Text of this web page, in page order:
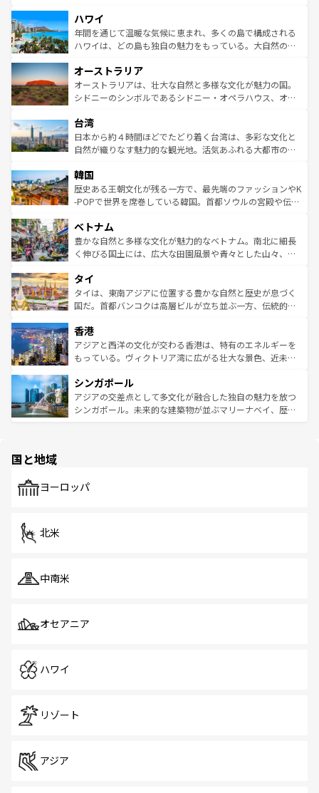
ば市内交通費無料で観光を楽しむこともできる。 なお、新
着のスイス情報はコンテンツ一覧 を参照してほしい。
のような巨大都市は、観光、ショッピング、エンターテイ
ンメントが詰まった刺激的なスポットだ。一方、アメリカ
西部には大自然が広がり、グランドキャニオンやイエロー
部のニューオーリンズでは、音楽と美食が融合した独特の
文化が魅力。旅行者はアメリカの各地域で異なる魅力を楽
しみながら、その多様性と豊かな歴史を感じることができ
ならではの贅沢な旅のスタイルだ。 なお、新着のアメリカ
情報はコンテンツ一覧を参照してほしい。
ハワイ
年間を通じて温暖な気候に恵まれ、多くの島で構成される
ハワイは、どの島も独自の魅力をもっている。大自然の神
ワイ島は見逃せない。また、定番の観光地といえばオアフ
島だが、静かな自然を求めるならマウイ島やカウアイ島が
おすすめ。エメラルドグリーンに輝く海をはじめ、豊かな
れるおもてなしの心で訪れる人々を迎えてくれるハワイの
人々、おいしいローカルフードやハワイアンミュージッ
ク、伝統的なフラダンスなど、すべてがハワイの魅力を彩
ワイを、存分に味わってほしい。 なお、新着のハワイ情報
はコンテンツ一覧を参照してほしい。
オーストラリア
オーストラリアは、壮大な自然と多様な文化が魅力の国。
シドニーのシンボルであるシドニー・オペラハウス、オー
リアリーフや大陸中央部にそびえるウルル（エアーズロッ
ク）、タスマニアの美しい原生林やケアンズの熱帯雨林な
ど、見どころがたくさん。また、カフェやワイン、オージ
いる。アクティビティも充実しており、サーフィンやダイ
ビング、ハイキングなど、アウトドア好きにはたまらな
い。オーストラリアの多彩な魅力を存分に味わいつくそ
参照してほしい。
台湾
日本から約４時間ほどでたどり着く台湾は、多彩な文化と
自然が織りなす魅力的な観光地。活気あふれる大都市の台
ン）、静ひつな山岳地帯である台湾東部など、都市の喧騒
と山間の静けさが共存しており、訪れる人に新しい発見と
驚きをもたらしてくれる。また、奥深い台湾の食文化も魅
容にもいいと評判のスイーツなど、バラエティ豊かな料理
が味わえる。 なお、新着の台湾情報は コンテンツ一覧を参
照してほしい。
韓国
歴史ある王朝文化が残る一方で、最先端のファッションやK
-POPで世界を席巻している韓国。首都ソウルの宮殿や伝統
き、地方に足を延ばせば四季折々の自然美を楽しむことが
できる。そして、キムチや焼肉、絶品のストリートフード
まで、さまざまな韓国料理が待っている。夜には、韓国な
リティに包まれながら、韓国の多彩な魅力を心ゆくまで味
わってみてほしい。 なお、新着の韓国情報はコンテンツ一
覧を参照してほしい。
ベトナム
豊かな自然と多様な文化が魅力的なベトナム。南北に細長
く伸びる国土には、広大な田園風景や青々とした山々、世
急速な発展と共に伝統が息づく。ハノイの古い町並みやホ
ーチミン市のフランス統治時代の建物も、独特の雰囲気を
醸し出している。また、バラエティの豊かさとおいしさで
とつ。フォーやバインミー、ベトナムコーヒーなどは、ぜ
ひ現地で味わいたい。どの地域を訪れてもあたたかい人々
が旅行者を迎えてくれるので、きっと忘れられない旅にな
参照してほしい。
タイ
タイは、東南アジアに位置する豊かな自然と歴史が息づく
国だ。首都バンコクは高層ビルが立ち並ぶ一方、伝統的な
の活気が交差している。北部ではチェンマイなどの山岳地
帯で自然と触れ合い、南部ではプーケットやクラビの美し
いビーチでリゾート気分を楽しむことができる。タイ料理
激する。気候は一年中温暖で、どの季節にも異なる楽しみ
が待っている。親しみやすいタイの人々、仏教を中心とし
た文化、そして多様な観光資源が、訪れる旅人を魅了し続
香港
アジアと西洋の文化が交わる香港は、特有のエネルギーを
もっている。ヴィクトリア湾に広がる壮大な景色、近未来
み、どこを訪れても感動するはず。観光スポットが密集し
ており、効率よく見どころを回れるのも魅力。息をのむよ
うな絶景から文化的な体験まで、香港を存分に楽しみ尽く
シンガポール
アジアの交差点として多文化が融合した独自の魅力を放つ
シンガポール。未来的な建築物が並ぶマリーナベイ、歴史
で、ホーカーズは地元の風情を楽しめる外せないスポット
国と地域
ヨーロッパ
北米
中南米
オセアニア
ハワイ
リゾート
アジア